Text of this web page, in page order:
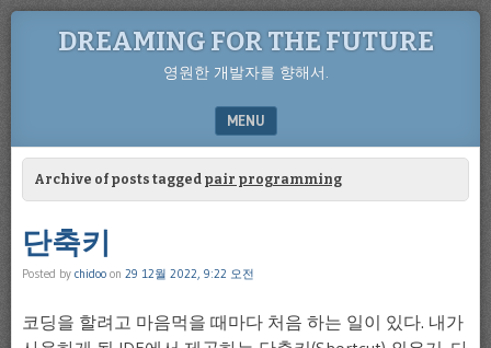
DREAMING FOR THE FUTURE
영원한 개발자를 향해서.
MENU
SKIP TO CONTENT
Archive of posts tagged pair programming
단축키
Posted by chidoo on 29 12월 2022, 9:22 오전
코딩을 할려고 마음먹을 때마다 처음 하는 일이 있다. 내가